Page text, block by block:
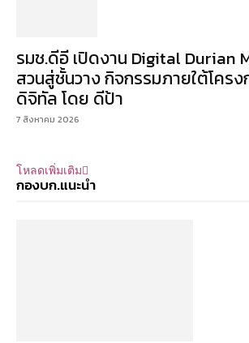
รมช.ดีอี เปิดงาน Digital Durian
สวนสู่ชั้นวาง กิจกรรมภายใต้โครง
ดิจิทัล โดย ดีป้า
7 สิงหาคม 2026
โหลดเพิ่มเติม
กองบก.แนะนำ